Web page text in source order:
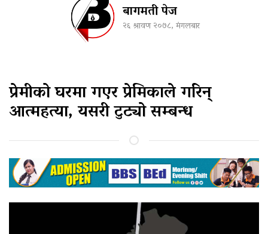
बागमती पेज
२६ श्रावण २०७८, मंगलबार
प्रेमीको घरमा गएर प्रेमिकाले गरिन्
आत्महत्या, यसरी टुट्यो सम्बन्ध